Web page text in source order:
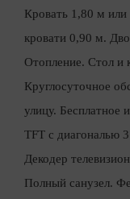
Кровать 1,80 м
кровати 0,90 м.
Отопление. Стол и
Круглосуточное
улицу. Бесплатное
TFT с диагональю
Декодер
Полный санузел.